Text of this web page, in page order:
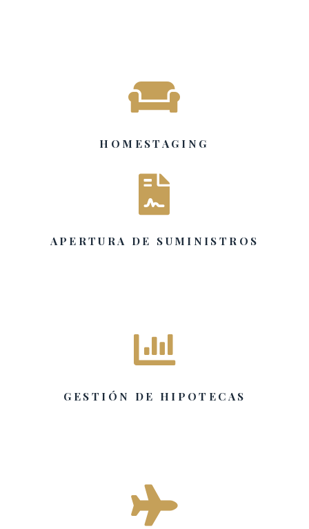

HOMESTAGING

APERTURA DE SUMINISTROS

GESTIÓN DE HIPOTECAS
